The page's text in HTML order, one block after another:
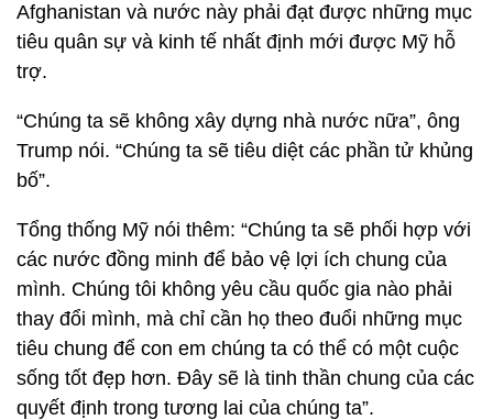
Afghanistan và nước này phải đạt được những mục
tiêu quân sự và kinh tế nhất định mới được Mỹ hỗ
trợ.
“Chúng ta sẽ không xây dựng nhà nước nữa”, ông
Trump nói. “Chúng ta sẽ tiêu diệt các phần tử khủng
bố”.
Tổng thống Mỹ nói thêm: “Chúng ta sẽ phối hợp với
các nước đồng minh để bảo vệ lợi ích chung của
mình. Chúng tôi không yêu cầu quốc gia nào phải
thay đổi mình, mà chỉ cần họ theo đuổi những mục
tiêu chung để con em chúng ta có thể có một cuộc
sống tốt đẹp hơn. Đây sẽ là tinh thần chung của các
quyết định trong tương lai của chúng ta”.